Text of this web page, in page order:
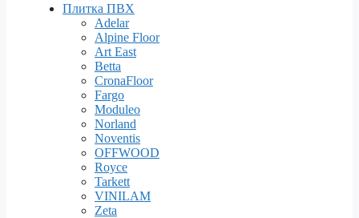
Плитка ПВХ
Adelar
Alpine Floor
Art East
Betta
CronaFloor
Fargo
Moduleo
Norland
Noventis
OFFWOOD
Royce
Tarkett
VINILAM
Zeta